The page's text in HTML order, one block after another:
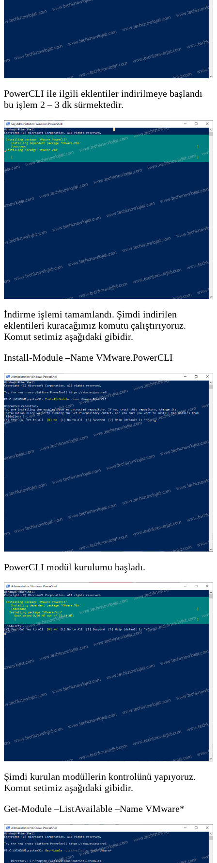
PowerCLI ile ilgili eklentiler indirilmeye başlandı
bu işlem 2 – 3 dk sürmektedir.
İndirme işlemi tamamlandı. Şimdi indirilen
eklentileri kuracağımız komutu çalıştırıyoruz.
Komut setimiz aşağıdaki gibidir.
Install-Module –Name VMware.PowerCLI
PowerCLI modül kurulumu başladı.
Şimdi kurulan modüllerin kontrolünü yapıyoruz.
Komut setimiz aşağıdaki gibidir.
Get-Module –ListAvailable –Name VMware*